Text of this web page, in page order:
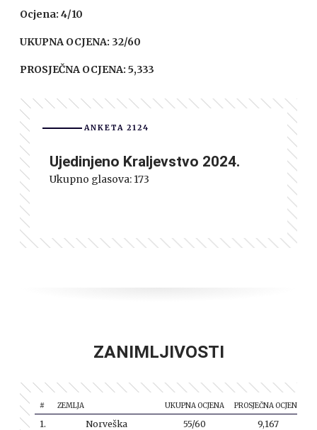
Ocjena: 4/10
UKUPNA OCJENA: 32/60
PROSJEČNA OCJENA: 5,333
ANKETA 2124
Ujedinjeno Kraljevstvo 2024.
Ukupno glasova: 173
ZANIMLJIVOSTI
# ZEMLJA UKUPNA OCJENA PROSJEČNA OCJENA
1. Norveška 55/60
9,167